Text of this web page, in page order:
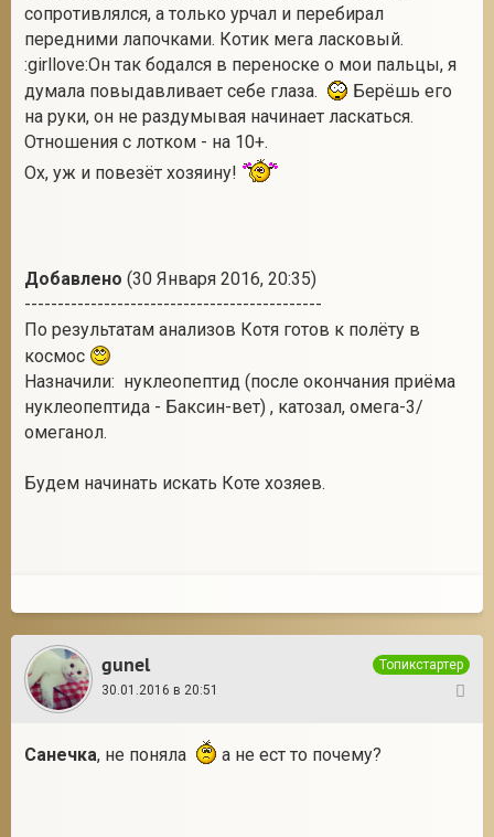
сопротивлялся, а только урчал и перебирал
передними лапочками. Котик мега ласковый.
:girllove:Он так бодался в переноске о мои пальцы, я
думала повыдавливает себе глаза.
Берёшь его
на руки, он не раздумывая начинает ласкаться.
Отношения с лотком - на 10+.
Ох, уж и повезёт хозяину!
Добавлено (30 Января 2016, 20:35)
---------------------------------------------
По результатам анализов Котя готов к полёту в
космос
Назначили: нуклеопептид (после окончания приёма
нуклеопептида - Баксин-вет) , катозал, омега-3/
омеганол.
Будем начинать искать Коте хозяев.
gunel
Топикстартер
30.01.2016 в 20:51
Санечка, не поняла а не ест то почему?